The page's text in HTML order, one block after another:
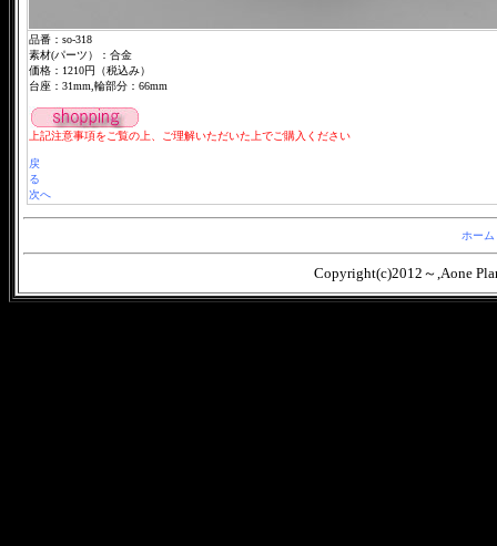
品番：so-318
素材(パーツ）：合金
価格：1210円（税込み）
台座：31mm,輪部分：66mm
上記注意事項をご覧の上、ご理解いただいた上でご購入ください
戻
る
次へ
ホーム
Copyright(c)2012～,Aone